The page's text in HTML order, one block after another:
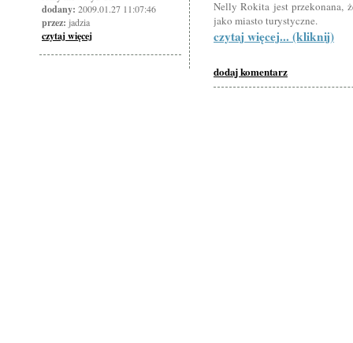
dodany: 2009.01.27 11:07:46
przez: jadzia
czytaj więcej
Nelly Rokita jest przekonana,
jako miasto turystyczne.
czytaj więcej... (kliknij)
dodaj komentarz